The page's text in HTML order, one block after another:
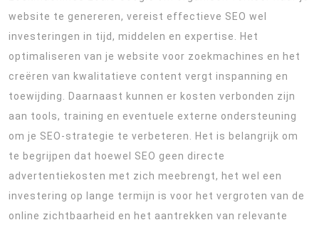
website te genereren, vereist effectieve SEO wel
investeringen in tijd, middelen en expertise. Het
optimaliseren van je website voor zoekmachines en het
creëren van kwalitatieve content vergt inspanning en
toewijding. Daarnaast kunnen er kosten verbonden zijn
aan tools, training en eventuele externe ondersteuning
om je SEO-strategie te verbeteren. Het is belangrijk om
te begrijpen dat hoewel SEO geen directe
advertentiekosten met zich meebrengt, het wel een
investering op lange termijn is voor het vergroten van de
online zichtbaarheid en het aantrekken van relevante